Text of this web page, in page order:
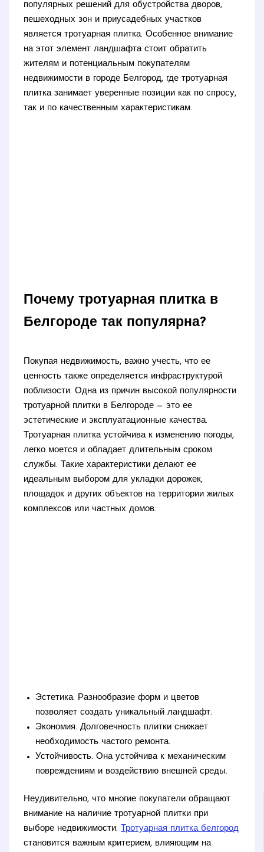
популярных решений для обустройства дворов,
пешеходных зон и приусадебных участков
является тротуарная плитка. Особенное внимание
на этот элемент ландшафта стоит обратить
жителям и потенциальным покупателям
недвижимости в городе Белгород, где тротуарная
плитка занимает уверенные позиции как по спросу,
так и по качественным характеристикам.
Почему тротуарная плитка в
Белгороде так популярна?
Покупая недвижимость, важно учесть, что ее
ценность также определяется инфраструктурой
поблизости. Одна из причин высокой популярности
тротуарной плитки в Белгороде — это ее
эстетические и эксплуатационные качества.
Тротуарная плитка устойчива к изменению погоды,
легко моется и обладает длительным сроком
службы. Такие характеристики делают ее
идеальным выбором для укладки дорожек,
площадок и других объектов на территории жилых
комплексов или частных домов.
Эстетика. Разнообразие форм и цветов
позволяет создать уникальный ландшафт.
Экономия. Долговечность плитки снижает
необходимость частого ремонта.
Устойчивость. Она устойчива к механическим
повреждениям и воздействию внешней среды.
Неудивительно, что многие покупатели обращают
внимание на наличие тротуарной плитки при
выборе недвижимости. Тротуарная плитка белгород
становится важным критерием, влияющим на